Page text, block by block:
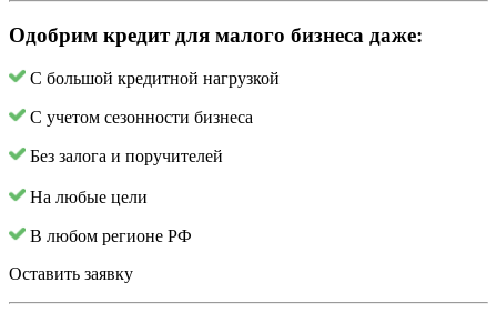
Одобрим кредит для малого бизнеса даже:
С большой кредитной нагрузкой
С учетом сезонности бизнеса
Без залога и поручителей
На любые цели
В любом регионе РФ
Оставить заявку